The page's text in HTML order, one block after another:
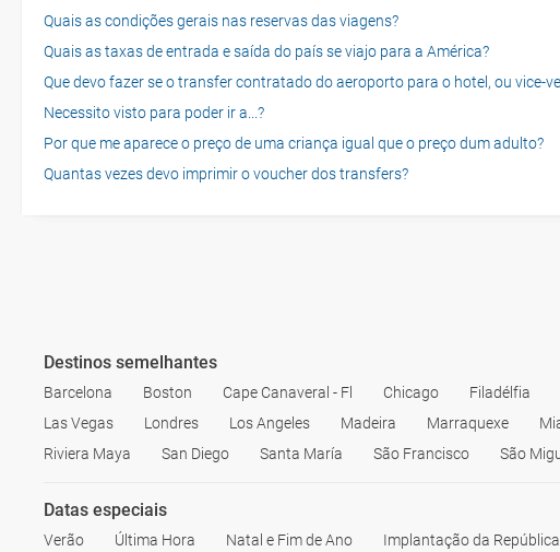
Quais as condições gerais nas reservas das viagens?
Quais as taxas de entrada e saída do país se viajo para a América?
Que devo fazer se o transfer contratado do aeroporto para o hotel, ou vice-
Necessito visto para poder ir a...?
Por que me aparece o preço de uma criança igual que o preço dum adulto?
Quantas vezes devo imprimir o voucher dos transfers?
Destinos semelhantes
Barcelona Boston Cape Canaveral - Fl Chicago Filadélfia
Las Vegas
Londres Los Angeles Madeira Marraquexe
Riviera Maya
San Diego Santa María São Francisco São
Datas especiais
Verão Última Hora Natal e Fim de Ano Implantação da República